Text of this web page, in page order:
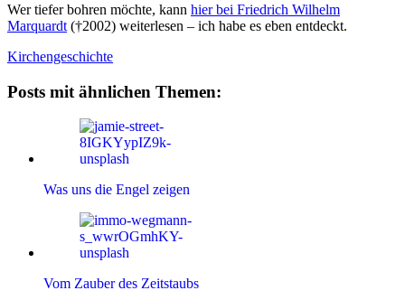
Wer tiefer bohren möchte, kann hier bei Friedrich Wilhelm
Marquardt (†2002) weiterlesen – ich habe es eben entdeckt.
Kirchengeschichte
Posts mit ähnlichen Themen:
Was uns die Engel zeigen
Vom Zauber des Zeitstaubs